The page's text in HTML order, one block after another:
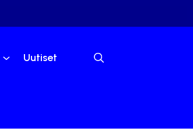
Uutiset